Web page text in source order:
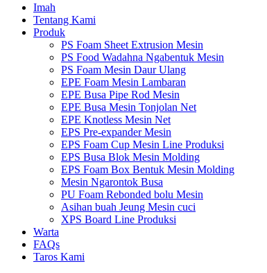
Imah
Tentang Kami
Produk
PS Foam Sheet Extrusion Mesin
PS Food Wadahna Ngabentuk Mesin
PS Foam Mesin Daur Ulang
EPE Foam Mesin Lambaran
EPE Busa Pipe Rod Mesin
EPE Busa Mesin Tonjolan Net
EPE Knotless Mesin Net
EPS Pre-expander Mesin
EPS Foam Cup Mesin Line Produksi
EPS Busa Blok Mesin Molding
EPS Foam Box Bentuk Mesin Molding
Mesin Ngarontok Busa
PU Foam Rebonded bolu Mesin
Asihan buah Jeung Mesin cuci
XPS Board Line Produksi
Warta
FAQs
Taros Kami